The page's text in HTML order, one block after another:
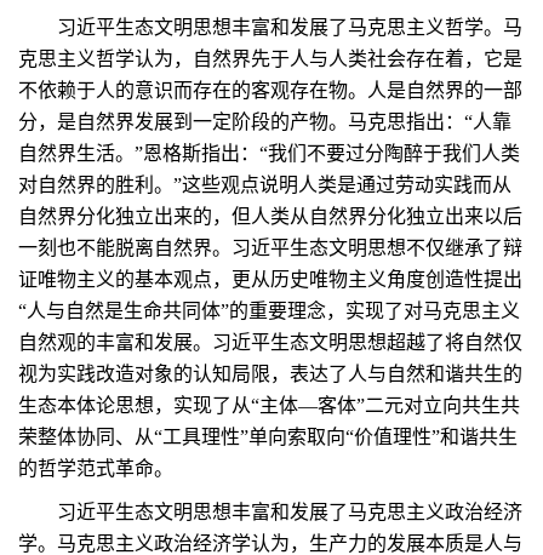
习近平生态文明思想丰富和发展了马克思主义哲学。马
克思主义哲学认为，自然界先于人与人类社会存在着，它是
不依赖于人的意识而存在的客观存在物。人是自然界的一部
分，是自然界发展到一定阶段的产物。马克思指出：“人靠
自然界生活。”恩格斯指出：“我们不要过分陶醉于我们人类
对自然界的胜利。”这些观点说明人类是通过劳动实践而从
自然界分化独立出来的，但人类从自然界分化独立出来以后
一刻也不能脱离自然界。习近平生态文明思想不仅继承了辩
证唯物主义的基本观点，更从历史唯物主义角度创造性提出
“人与自然是生命共同体”的重要理念，实现了对马克思主义
自然观的丰富和发展。习近平生态文明思想超越了将自然仅
视为实践改造对象的认知局限，表达了人与自然和谐共生的
生态本体论思想，实现了从“主体—客体”二元对立向共生共
荣整体协同、从“工具理性”单向索取向“价值理性”和谐共生
的哲学范式革命。
习近平生态文明思想丰富和发展了马克思主义政治经济
学。马克思主义政治经济学认为，生产力的发展本质是人与